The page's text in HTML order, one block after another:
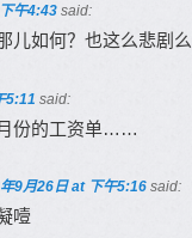
午4:43 said:
儿如何？也这么悲剧
5:11 said:
份的工资单……
9月26日 at 下午5:16 said:
噎